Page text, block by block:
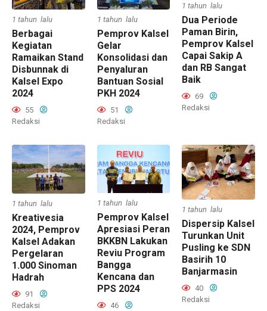
1 tahun lalu
Berbagai
Kegiatan
Ramaikan Stand
Disbunnak di
Kalsel Expo
2024
55
Redaksi
1 tahun lalu
Pemprov Kalsel
Gelar
Konsolidasi dan
Penyaluran
Bantuan Sosial
PKH 2024
51
Redaksi
1 tahun lalu
Dua Periode
Paman Birin,
Pemprov Kalsel
Capai Sakip A
dan RB Sangat
Baik
69
Redaksi
1 tahun lalu
Kreativesia
2024, Pemprov
Kalsel Adakan
Pergelaran
1.000 Sinoman
Hadrah
91
Redaksi
1 tahun lalu
Pemprov Kalsel
Apresiasi Peran
BKKBN Lakukan
Reviu Program
Bangga
Kencana dan
PPS 2024
46
1 tahun lalu
Dispersip Kalsel
Turunkan Unit
Pusling ke SDN
Basirih 10
Banjarmasin
40
Redaksi